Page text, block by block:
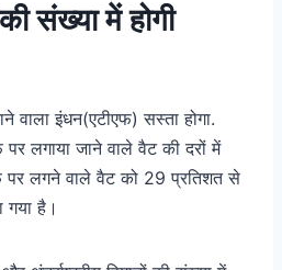
संख्या में होगी
वाला इंधन(एटीएफ) सस्ता होगा.
पर लगाया जाने वाले वैट की दरों में
पर लगने वाले वैट को 29 प्रतिशत से
गया है।